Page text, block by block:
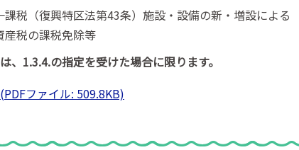
税（復興特区法第43条）施設・設備の新・増設による
産税の課税免除等
、1.3.4.の指定を受けた場合に限ります。
ファイル: 509.8KB)